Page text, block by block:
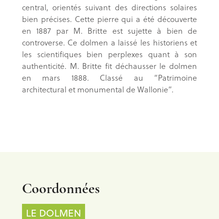
central, orientés suivant des directions solaires
bien précises. Cette pierre qui a été découverte
en 1887 par M. Britte est sujette à bien de
controverse. Ce dolmen a laissé les historiens et
les scientifiques bien perplexes quant à son
authenticité. M. Britte fit déchausser le dolmen
en mars 1888. Classé au “Patrimoine
architectural et monumental de Wallonie”.
Coordonnées
LE DOLMEN